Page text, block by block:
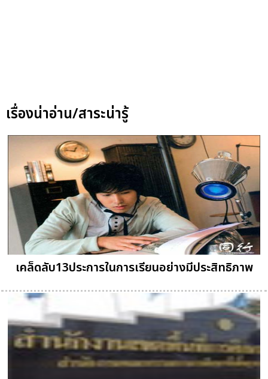
เรื่องน่าอ่าน/สาระน่ารู้
เคล็ดลับ13ประการในการเรียนอย่างมีประสิทธิภาพ